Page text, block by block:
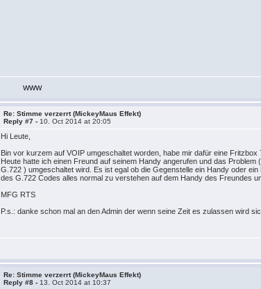
WWW
Re: Stimme verzerrt (MickeyMaus Effekt)
Reply #7 - 10. Oct 2014 at 20:05
Hi Leute,
Bin vor kurzem auf VOIP umgeschaltet worden, habe mir dafür eine
Heute hatte ich einen Freund auf seinem Handy angerufen und das
G.722 ) umgeschaltet wird. Es ist egal ob die Gegenstelle ein Handy oder
des G.722 Codes alles normal zu verstehen auf dem Handy des Freundes
MFG RTS
P.s.: danke schon mal an den Admin der wenn seine Zeit es zulassen wird
Re: Stimme verzerrt (MickeyMaus Effekt)
Reply #8 - 13. Oct 2014 at 10:37